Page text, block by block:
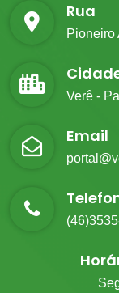
Rua
Pioneiro
Verê -
Email